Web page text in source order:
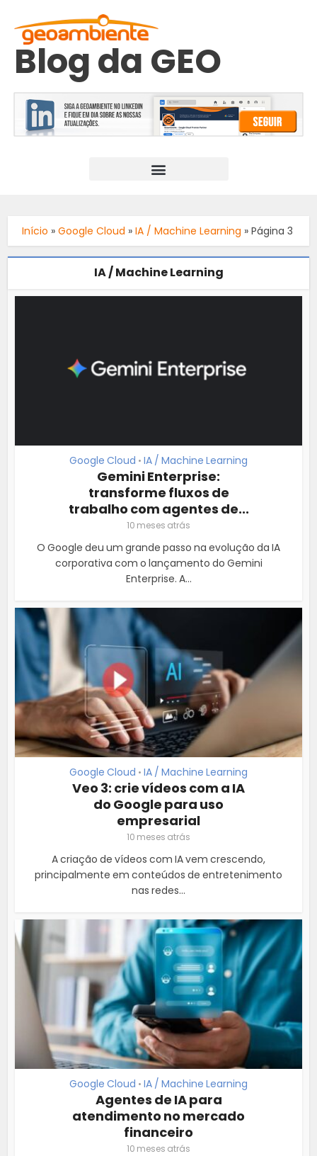
Blog da GEO
Início »Google Cloud »IA / Machine Learning »Página 3
IA / Machine Learning
Google Cloud • IA / Machine Learning
Gemini Enterprise:
transforme fluxos de
trabalho com agentes de...
10 meses atrás
O Google deu um grande passo na evolução da IA
corporativa com o lançamento do Gemini
Enterprise. A...
Google Cloud • IA / Machine Learning
Veo 3: crie vídeos com a IA
do Google para uso
empresarial
10 meses atrás
A criação de vídeos com IA vem crescendo,
principalmente em conteúdos de entretenimento
nas redes...
Google Cloud • IA / Machine Learning
Agentes de IA para
atendimento no mercado
financeiro
10 meses atrás